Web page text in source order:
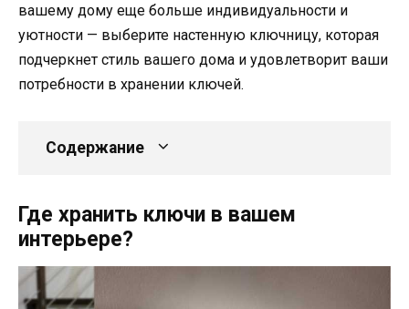
вашему дому еще больше индивидуальности и
уютности — выберите настенную ключницу, которая
подчеркнет стиль вашего дома и удовлетворит ваши
потребности в хранении ключей.
Содержание
Где хранить ключи в вашем
интерьере?